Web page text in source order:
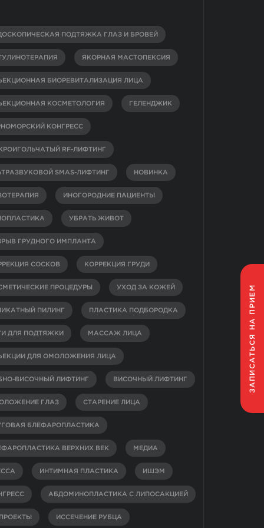
ЗАПИСАТЬСЯ
НА ПРИЕМ
ПОДТЯЖКА ГЛАЗ И БРОВЕЙ
ЯКОРНАЯ МАСТОПЕКСИЯ
БИОРЕВИТАЛИЗАЦИЯ ЛИЦА
КОСМЕТОЛОГИЯ ГЕЛЕНДЖИК
КОНГРЕСС
RF-ЛИФТИНГ
SMAS-ЛИФТИНГ НОВИНКА
ИНОГОРОДНИЕ ПАЦИЕНТЫ
УБРАТЬ ЖИВОТ
ГРУДНОГО ИМПЛАНТА
СОСКОВ КОРРЕКЦИЯ ГРУДИ
ПРОЦЕДУРЫ УХОД ЗА КОЖЕЙ
ПИЛИНГ ПЛАСТИКА ПОДБОРОДКА
ДЛЯ ПОДТЯЖКИ МАССАЖ ЛИЦА
ДЛЯ ОМОЛОЖЕНИЯ ЛИЦА
ВИСОЧНЫЙ ЛИФТИНГ ВИСОЧНЫЙ ЛИФТИНГ
ГЛАЗ СТАРЕНИЕ ЛИЦА
БЛЕФАРОПЛАСТИКА
ВЕРХНИХ ВЕК МЕДИА
ИНТИМНАЯ ПЛАСТИКА ИШЭМ
АБДОМИНОПЛАСТИКА С ЛИПОСАКЦИЕЙ
ИССЕЧЕНИЕ РУБЦА